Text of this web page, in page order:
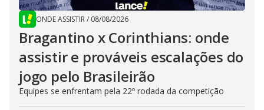
ONDE ASSISTIR/ 08/08/2026
Bragantino x Corinthians: onde
assistir e prováveis escalações do
jogo pelo Brasileirão
Equipes se enfrentam pela 22º rodada da competição